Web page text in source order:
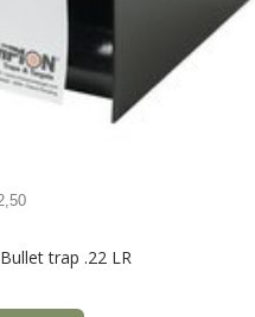
trap .22 LR